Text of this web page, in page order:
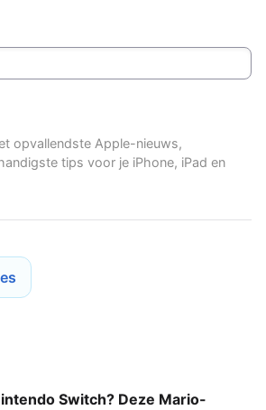
opvallendste Apple-nieuws,
tips voor je iPhone, iPad en
Switch? Deze Mario-